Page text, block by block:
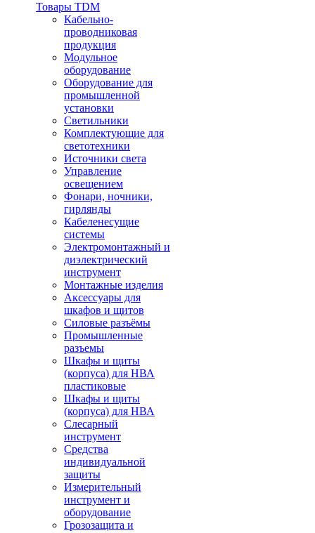
Товары TDM
Кабельно-
проводниковая
продукция
Модульное
оборудование
Оборудование для
промышленной
установки
Светильники
Комплектующие для
светотехники
Источники света
Управление
освещением
Фонари, ночники,
гирлянды
Кабеленесущие
системы
Электромонтажный и
диэлектрический
инструмент
Монтажные изделия
Аксессуары для
шкафов и щитов
Силовые разъёмы
Промышленные
разъемы
Шкафы и щиты
(корпуса) для НВА
пластиковые
Шкафы и щиты
(корпуса) для НВА
Слесарный
инструмент
Средства
индивидуальной
защиты
Измерительный
инструмент и
оборудование
Грозозащита и